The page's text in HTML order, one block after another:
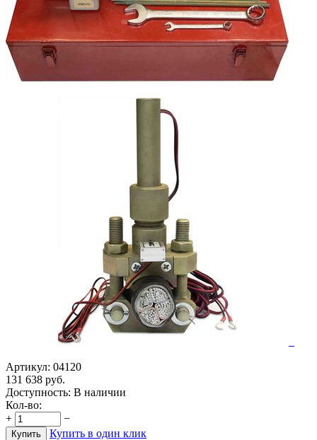
Артикул: 04120
131 638 руб.
Доступность: В наличии
Кол-во:
+
−
Купить Купить в один клик